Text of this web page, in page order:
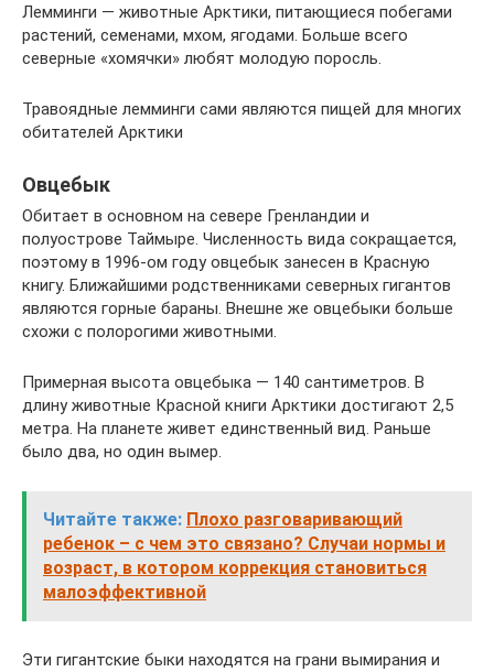
Лемминги — животные Арктики, питающиеся побегами
растений, семенами, мхом, ягодами. Больше всего
северные «хомячки» любят молодую поросль.
Травоядные лемминги сами являются пищей для многих
обитателей Арктики
Овцебык
Обитает в основном на севере Гренландии и
полуострове Таймыре. Численность вида сокращается,
поэтому в 1996-ом году овцебык занесен в Красную
книгу. Ближайшими родственниками северных гигантов
являются горные бараны. Внешне же овцебыки больше
схожи с полорогими животными.
Примерная высота овцебыка — 140 сантиметров. В
длину животные Красной книги Арктики достигают 2,5
метра. На планете живет единственный вид. Раньше
было два, но один вымер.
Читайте также: Плохо разговаривающий
ребенок – с чем это связано? Случаи нормы и
возраст, в котором коррекция становиться
малоэффективной
Эти гигантские быки находятся на грани вымирания и